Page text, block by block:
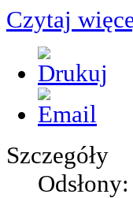
Czytaj
Szczegóły